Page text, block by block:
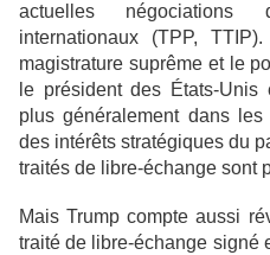
actuelles négociations
internationaux (TPP,
magistrature suprême et le
le président des États-
plus généralement dans
des intérêts stratégiques du
traités de libre-échange sont
Mais Trump compte aussi
traité de libre-échange signé